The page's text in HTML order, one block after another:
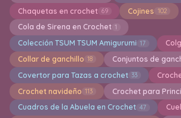
Chaquetas en crochet 69 Cojines 102
Cola de Sirena en Crochet 1
Colección TSUM TSUM Amigurumi 17
Collar de ganchillo 18 Conjuntos de
Covertor para Tazas a crochet 33
Crochet navideño 113 Crochet para
Cuadros de la Abuela en Crochet 47